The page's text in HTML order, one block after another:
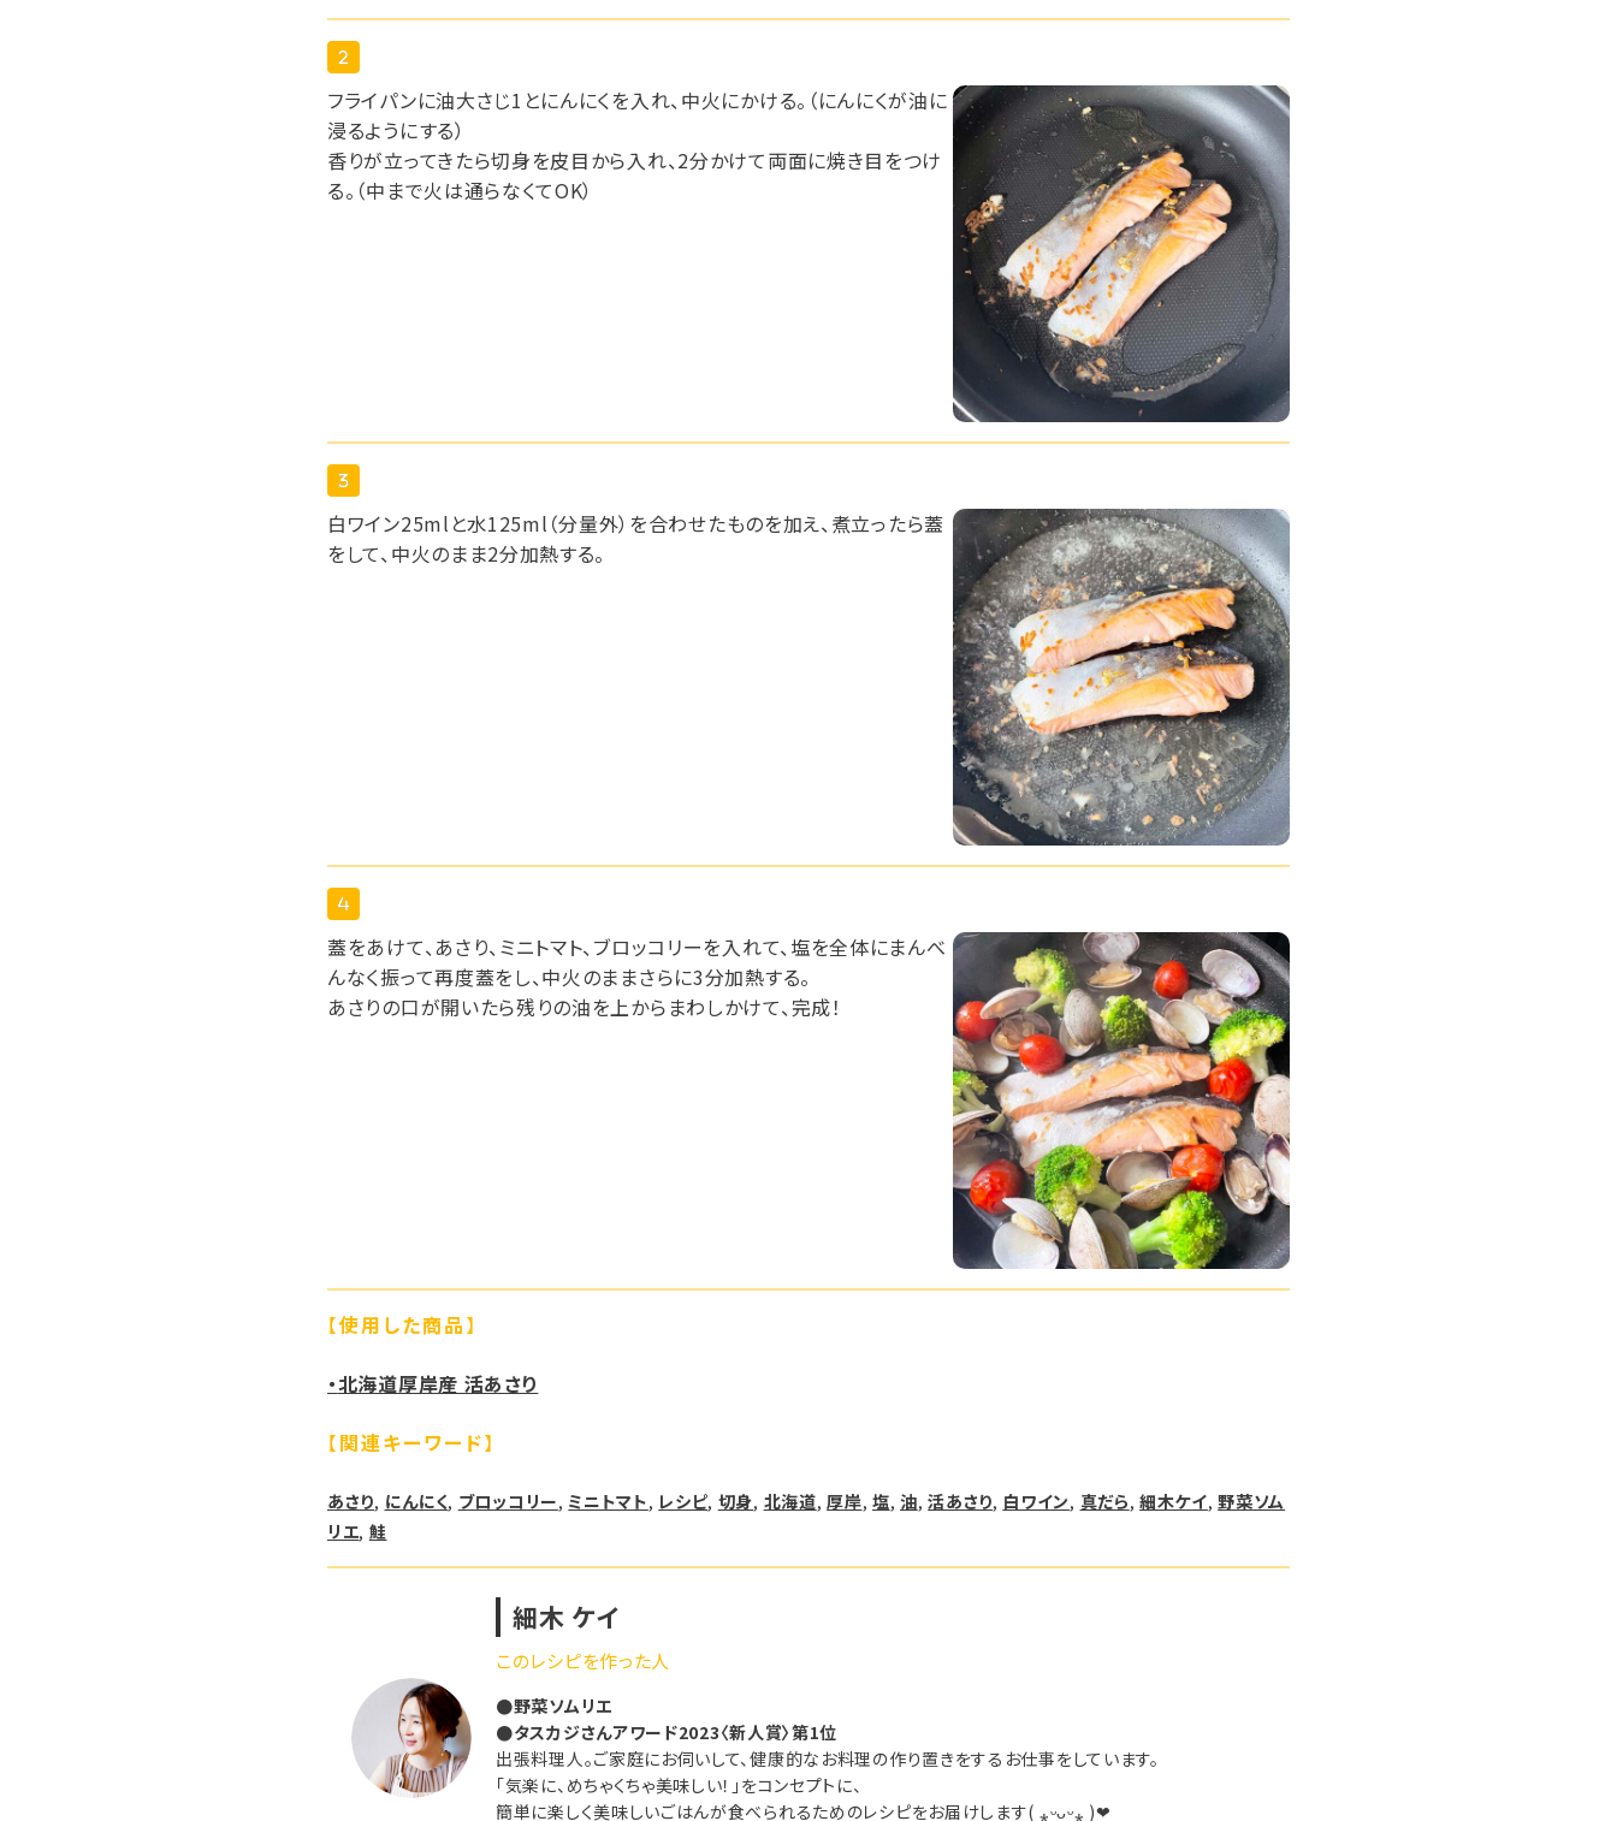
フライパンに油大さじ1とにんにくを入れ、中火にかける。（にんにくが油に
浸るようにする）
香りが立ってきたら切身を皮目から入れ、2分かけて両面に焼き目をつけ
る。（中まで火は通らなくてOK）
白ワイン25mlと水125ml（分量外）を合わせたものを加え、煮立ったら蓋
をして、中火のまま2分加熱する。
蓋をあけて、あさり、ミニトマト、ブロッコリーを入れて、塩を全体にまんべ
んなく振って再度蓋をし、中火のままさらに3分加熱する。
あさりの口が開いたら残りの油を上からまわしかけて、完成！
【使用した商品】
・北海道厚岸産 活あさり
【関連キーワード】
あさり, にんにく, ブロッコリー, ミニトマト, レシピ, 切身, 北海道, 厚岸, 塩, 油, 活あさり, 白ワイン, 真だら, 細木ケイ, 野菜ソム
リエ, 鮭
細木 ケイ
このレシピを作った人
●野菜ソムリエ
●タスカジさんアワード2023〈新人賞〉第1位
出張料理人。ご家庭にお伺いして、健康的なお料理の作り置きをするお仕事をしています。
「気楽に、めちゃくちゃ美味しい！」をコンセプトに、
簡単に楽しく美味しいごはんが食べられるためのレシピをお届けします( ⁎ᵕᴗᵕ⁎ )❤︎